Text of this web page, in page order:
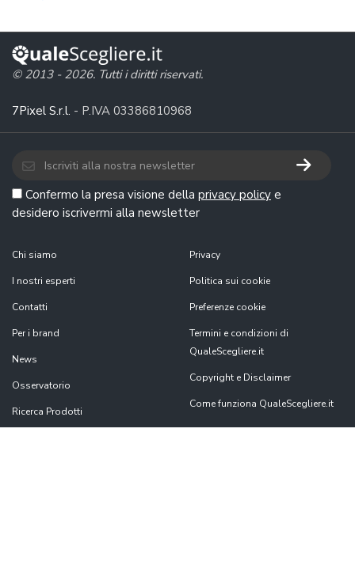
© 2013 - 2026. Tutti i diritti riservati.
7Pixel S.r.l. - P.IVA 03386810968
Confermo la presa visione della privacy policy e
desidero iscrivermi alla newsletter
Chi siamo
I nostri esperti
Contatti
Per i brand
News
Osservatorio
Ricerca Prodotti
Privacy
Politica sui cookie
Preferenze cookie
Termini e condizioni di
QualeScegliere.it
Copyright e Disclaimer
Come funziona QualeScegliere.it